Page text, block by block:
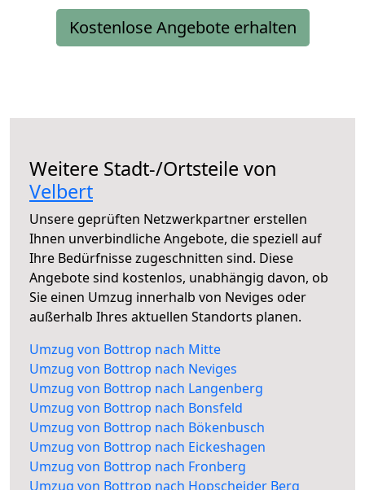
Kostenlose Angebote erhalten
Weitere Stadt-/Ortsteile von
Velbert
Unsere geprüften Netzwerkpartner erstellen
Ihnen unverbindliche Angebote, die speziell auf
Ihre Bedürfnisse zugeschnitten sind. Diese
Angebote sind kostenlos, unabhängig davon, ob
Sie einen Umzug innerhalb von Neviges oder
außerhalb Ihres aktuellen Standorts planen.
Umzug von Bottrop nach Mitte
Umzug von Bottrop nach Neviges
Umzug von Bottrop nach Langenberg
Umzug von Bottrop nach Bonsfeld
Umzug von Bottrop nach Bökenbusch
Umzug von Bottrop nach Eickeshagen
Umzug von Bottrop nach Fronberg
Umzug von Bottrop nach Hopscheider Berg